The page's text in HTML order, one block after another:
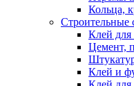
Кольца,
Строительные
Клей для
Цемент,
Клей и